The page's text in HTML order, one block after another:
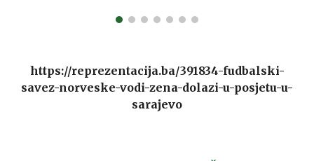
https://reprezentacija.ba/391834-fudbalski-
savez-norveske-vodi-zena-dolazi-u-posjetu-u-
sarajevo